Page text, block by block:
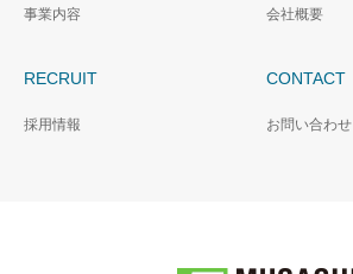
事業内容 会社概要
RECRUIT
採用情報
CONTACT
お問い合わせ